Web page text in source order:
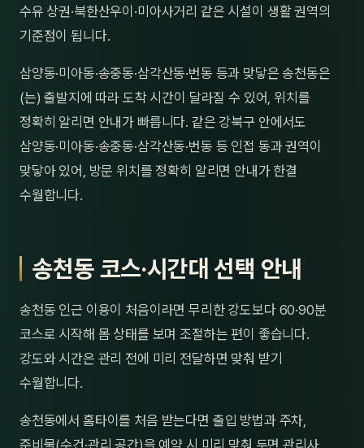
수유 상권·북한산우이·미아사거리 같은 시설이 생활 권역의
기준점이 됩니다.
삼양동·미아동·송중동·삼각산동·번동 등과 맞닿은 송천동은
(는) 출발지에 따라 도착 시간이 달라질 수 있어, 위치를
정확히 알리면 안내가 빠릅니다. 같은 강북구 안에서도
삼양동·미아동·송중동·삼각산동·번동 등 인접 동과 권역이
맞닿아 있어, 방문 위치를 정확히 알리면 안내가 한결
수월합니다.
송천동 코스·시간대 선택 안내
송천동 인근 이용이 처음이라면 무리한 강도보다 60·90분
코스로 시작해 몸 상태를 보며 조절하는 편이 좋습니다.
강도와 시간은 관리 전에 미리 전달하면 맞춰 받기
수월합니다.
송천동에서 홈타이를 처음 받는다면 출입 방법과 주차,
준비물(수건·관리 공간)을 예약 시 미리 맞춰 두면 관리사